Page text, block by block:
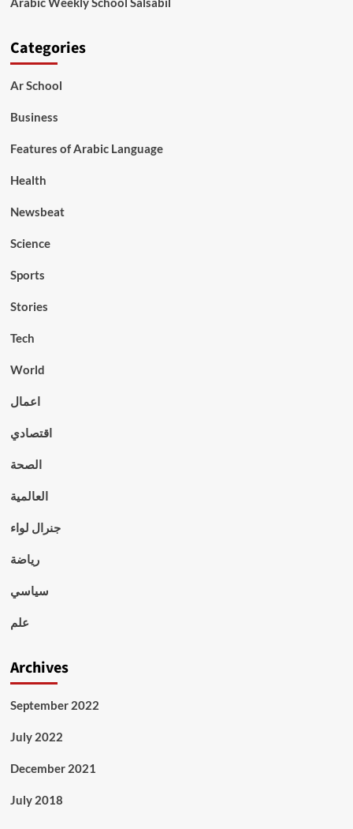
Categories
Ar School
Business
Features of Arabic Language
Health
Newsbeat
Science
Sports
Stories
Tech
World
اعمال
اقتصادي
الصحة
العالمية
جنرال لواء
رياضة
سياسي
علم
Archives
September 2022
July 2022
December 2021
July 2018